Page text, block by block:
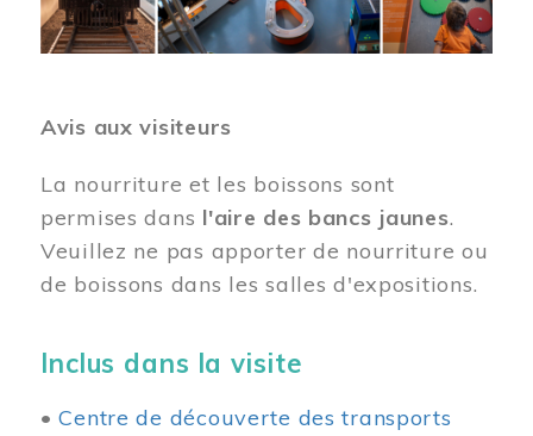
Avis aux visiteurs
La nourriture et les boissons sont
permises dans l'aire des bancs jaunes.
Veuillez ne pas apporter de nourriture ou
de boissons dans les salles d'expositions.
Inclus dans la visite
•Centre de découverte des transports